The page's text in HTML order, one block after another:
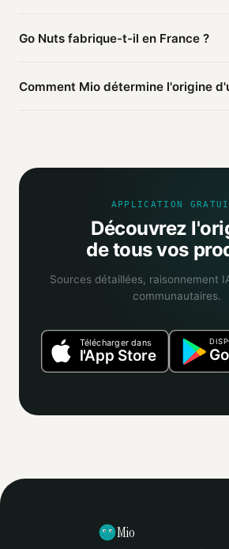
tartiner choco-noisettes Bio de Go
Go Nuts fabrique-t-il en France ?
France.
Comment Mio détermine l'origine
selon la fiabilité des informations
APPLICATION
Découvrez
de tous vos
Sources détaillées, raisonnement
communautaires.
Télécharger dans
l'App Store
Mio